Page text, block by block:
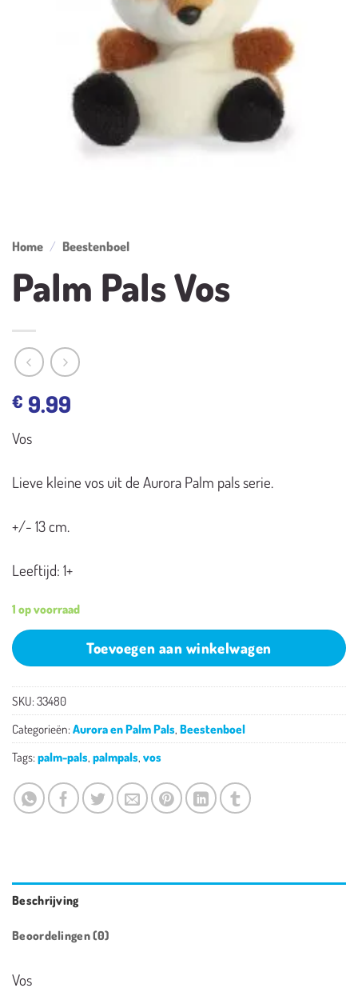
Home / Beestenboel
Palm Pals Vos
€ 9.99
Vos
Lieve kleine vos uit de Aurora Palm pals serie.
+/- 13 cm.
Leeftijd: 1+
1 op voorraad
Toevoegen aan winkelwagen
SKU: 33480
Categorieën: Aurora en Palm Pals, Beestenboel
Tags: palm-pals, palmpals, vos
Beschrijving
Beoordelingen (0)
Vos